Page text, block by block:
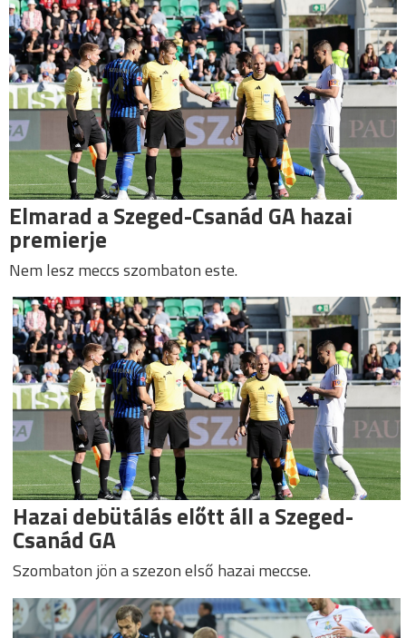
Elmarad a Szeged-Csanád GA hazai
premierje
Nem lesz meccs szombaton este.
Hazai debütálás előtt áll a Szeged-
Csanád GA
Szombaton jön a szezon első hazai meccse.